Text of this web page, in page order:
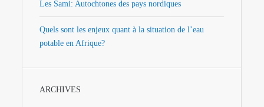
Les Sami: Autochtones des pays nordiques
Quels sont les enjeux quant à la situation de l’eau
potable en Afrique?
ARCHIVES